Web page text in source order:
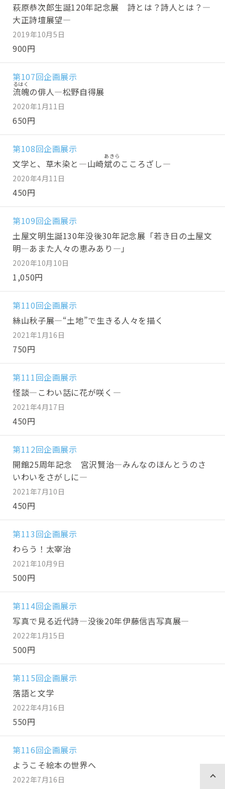
萩原恭次郎生誕120年記念展 詩とは？詩人とは？―
大正詩壇展望―
2019年10月5日
900円
第107回企画展示
流魄の俳人―松野自得展
2020年1月11日
650円
第108回企画展示
文学と、草木染と―山崎斌のこころざし―
2020年4月11日
450円
第109回企画展示
土屋文明生誕130年没後30年記念展「若き日の土屋文
明―あまた人々の恵みあり―」
2020年10月10日
1,050円
第110回企画展示
絲山秋子展―“土地”で生きる人々を描く
2021年1月16日
750円
第111回企画展示
怪談—こわい話に花が咲く—
2021年4月17日
450円
第112回企画展示
開館25周年記念 宮沢賢治—みんなのほんとうのさ
いわいをさがしに—
2021年7月10日
450円
第113回企画展示
わらう！太宰治
2021年10月9日
500円
第114回企画展示
写真で見る近代詩—没後20年伊藤信吉写真展—
2022年1月15日
500円
第115回企画展示
落語と文学
2022年4月16日
550円
第116回企画展示
ようこそ絵本の世界へ
2022年7月16日